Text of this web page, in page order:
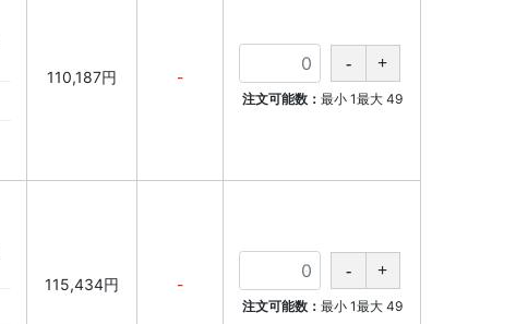
110,187円 -
注文可能数： 最小 1最大 49
115,434円 -
注文可能数： 最小 1最大 49